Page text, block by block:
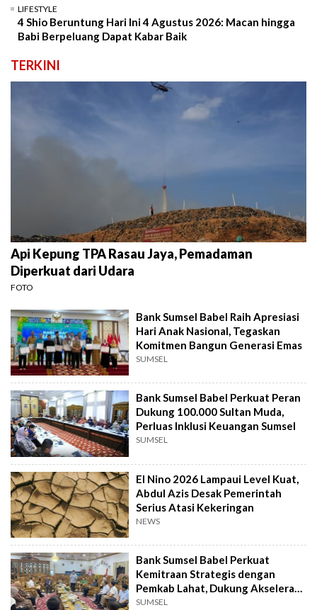
LIFESTYLE
4 Shio Beruntung Hari Ini 4 Agustus 2026: Macan hingga
Babi Berpeluang Dapat Kabar Baik
TERKINI
Api Kepung TPA Rasau Jaya, Pemadaman
Diperkuat dari Udara
FOTO
Bank Sumsel Babel Raih Apresiasi
Hari Anak Nasional, Tegaskan
Komitmen Bangun Generasi Emas
SUMSEL
Bank Sumsel Babel Perkuat Peran
Dukung 100.000 Sultan Muda,
Perluas Inklusi Keuangan Sumsel
SUMSEL
El Nino 2026 Lampaui Level Kuat,
Abdul Azis Desak Pemerintah
Serius Atasi Kekeringan
NEWS
Bank Sumsel Babel Perkuat
Kemitraan Strategis dengan
Pemkab Lahat, Dukung Akselerasi
Ekonomi Daerah
SUMSEL